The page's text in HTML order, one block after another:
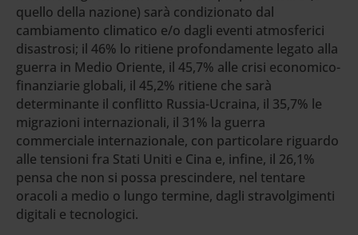
quello della nazione) sarà condizionato dal
cambiamento climatico e/o dagli eventi atmosferici
disastrosi; il 46% lo ritiene profondamente legato alla
guerra in Medio Oriente, il 45,7% alle crisi economico-
finanziarie globali, il 45,2% ritiene che sarà
determinante il conflitto Russia-Ucraina, il 35,7% le
migrazioni internazionali, il 31% la guerra
commerciale internazionale, con particolare riguardo
alle tensioni fra Stati Uniti e Cina e, infine, il 26,1%
pensa che non si possa prescindere, nel tentare
oracoli a medio o lungo termine, dagli stravolgimenti
digitali e tecnologici.